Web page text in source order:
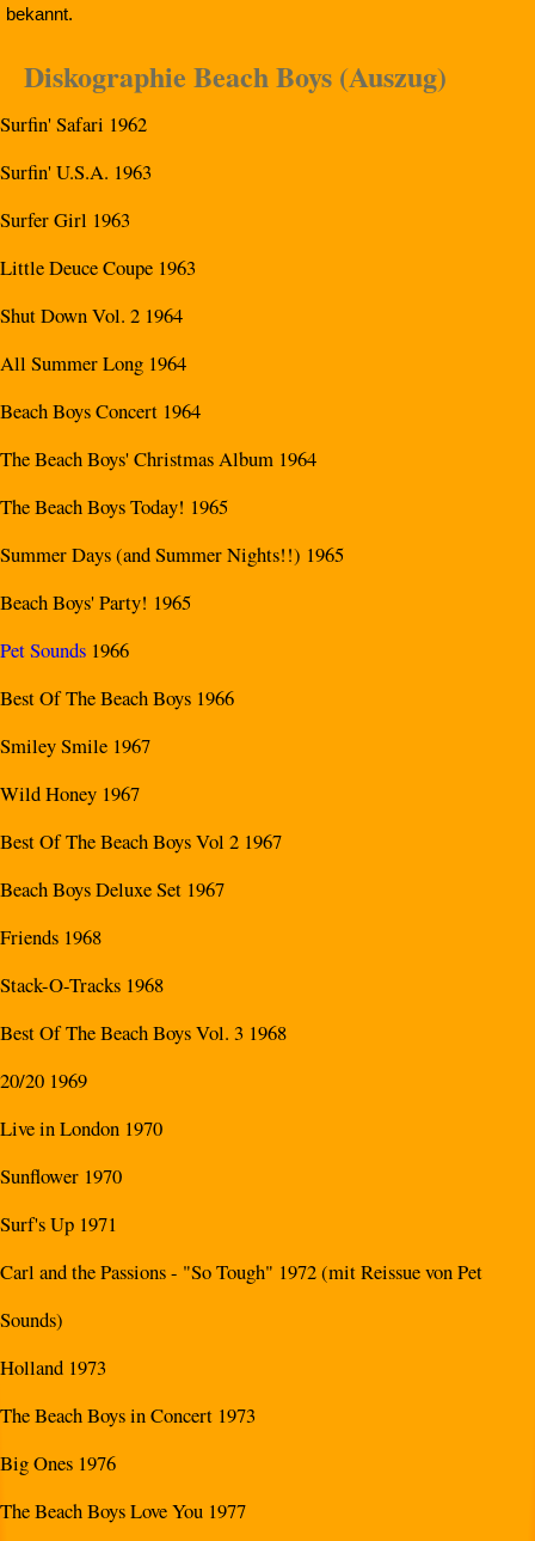
bekannt.
Diskographie Beach Boys (Auszug)
Surfin' Safari 1962
Surfin' U.S.A. 1963
Surfer Girl 1963
Little Deuce Coupe 1963
Shut Down Vol. 2 1964
All Summer Long 1964
Beach Boys Concert 1964
The Beach Boys' Christmas Album 1964
The Beach Boys Today! 1965
Summer Days (and Summer Nights!!) 1965
Beach Boys' Party! 1965
Pet Sounds 1966
Best Of The Beach Boys 1966
Smiley Smile 1967
Wild Honey 1967
Best Of The Beach Boys Vol 2 1967
Beach Boys Deluxe Set 1967
Friends 1968
Stack-O-Tracks 1968
Best Of The Beach Boys Vol. 3 1968
20/20 1969
Live in London 1970
Sunflower 1970
Surf's Up 1971
Carl and the Passions - "So Tough" 1972 (mit Reissue von Pet
Sounds)
Holland 1973
The Beach Boys in Concert 1973
Big Ones 1976
The Beach Boys Love You 1977